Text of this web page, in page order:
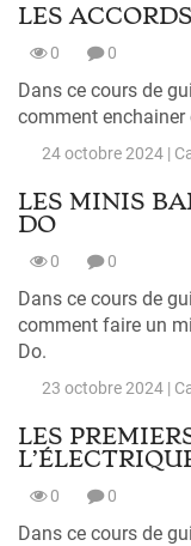
LES
0 0
Dans ce cours de
comment
24 octobre 2024 |
LES MINIS
DO
0 0
Dans ce cours de
comment faire un
Do.
23 octobre 2024 |
LES
0 0
Dans ce cours de